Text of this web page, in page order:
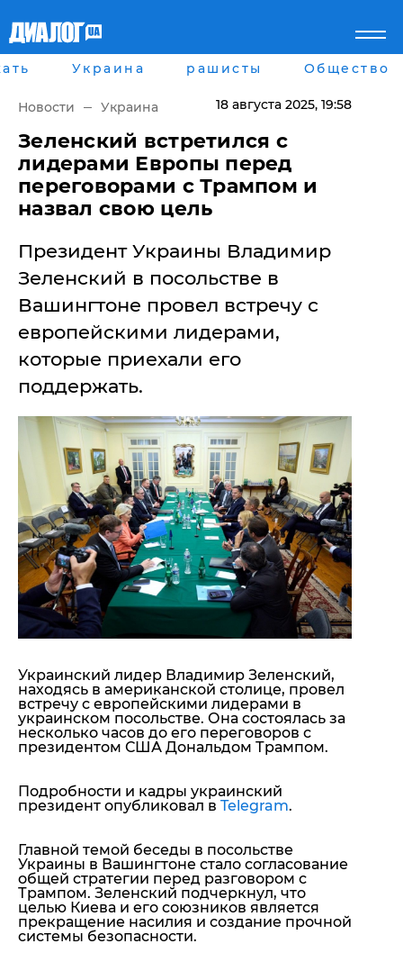
Главная
рассея
Мир
Беларусь
Военное обозрение
Наука и Техника
Экономика
Блоги
Пресса
Шоу-биз
Здоровье
Спорт
Культура
Города
Луганск
Харьков
Днепр
Львов
Крыму
"ДНР"
"ЛНР"
Оккупация Крыма
Новости Крыма
Донбасс
Армия Украины
Помощь проекту
Стиль Диалога
Шоу-биз
Культура
Общество
Пресс-релизы
Пресс-релизы
Авторское
Мнение
Блоги
ИноСМИ
Украина рашисты Общество
Новости Украина 18 августа 2025, 19:58
​Зеленский встретился с
лидерами Европы перед
переговорами с Трампом и
назвал свою цель
Президент Украины Владимир
Зеленский в посольстве в
Вашингтоне провел встречу с
европейскими лидерами,
которые приехали его
поддержать.
Украинский лидер Владимир Зеленский,
находясь в американской столице, провел
встречу с европейскими лидерами в
украинском посольстве. Она состоялась за
несколько часов до его переговоров с
президентом США Дональдом Трампом.
Подробности и кадры украинский
президент опубликовал в Telegram.
Главной темой беседы в посольстве
Украины в Вашингтоне стало согласование
общей стратегии перед разговором с
Трампом. Зеленский подчеркнул, что
целью Киева и его союзников является
прекращение насилия и создание прочной
системы безопасности.